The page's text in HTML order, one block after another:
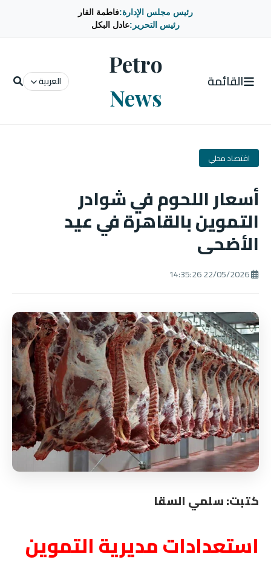
رئيس مجلس الإدارة:فاطمة الفار
رئيس التحرير:عادل البكل
القائمة
Petro
News
العربية
اقتصاد محلي
أسعار اللحوم في شوادر
التموين بالقاهرة في عيد
الأضحى
كتبت: سلمي السقا
استعدادات مديرية التموين